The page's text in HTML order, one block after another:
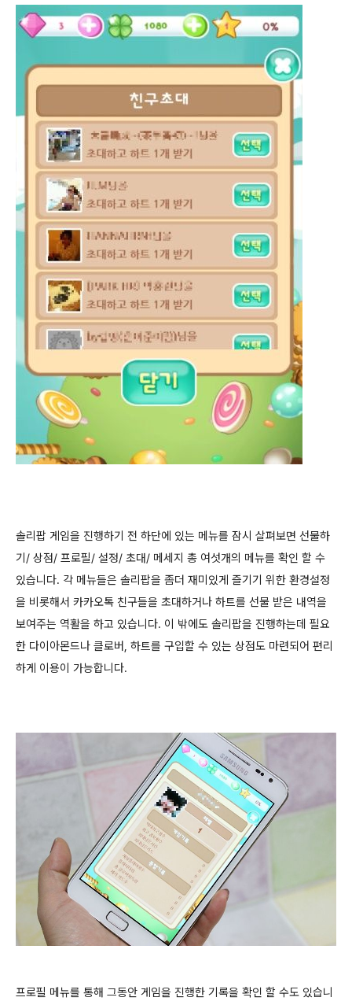
솔리팝 게임을 진행하기 전 하단에 있는 메뉴를 잠시 살펴보면 선물하
기/ 상점/ 프로필/ 설정/ 초대/ 메세지 총 여섯개의 메뉴를 확인 할 수
있습니다. 각 메뉴들은 솔리팝을 좀더 재미있게 즐기기 위한 환경설정
을 비롯해서 카카오톡 친구들을 초대하거나 하트를 선물 받은 내역을
보여주는 역활을 하고 있습니다. 이 밖에도 솔리팝을 진행하는데 필요
한 다이아몬드나 클로버, 하트를 구입할 수 있는 상점도 마련되어 편리
하게 이용이 가능합니다.
프로필 메뉴를 통해 그동안 게임을 진행한 기록을 확인 할 수도 있습니